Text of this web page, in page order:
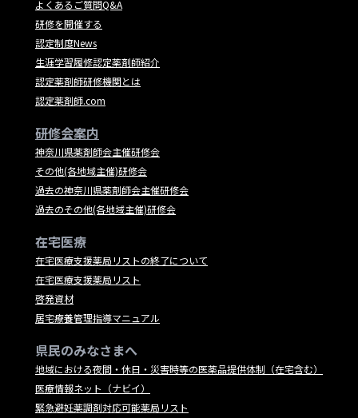
よくあるご質問Q&A
研修を開催する
認定制度News
生涯学習履修認定薬剤師紹介
認定薬剤師研修機関とは
認定薬剤師.com
研修会案内
神奈川県薬剤師会主催研修会
その他(各地域主催)研修会
過去の神奈川県薬剤師会主催研修会
過去のその他(各地域主催)研修会
在宅医療
在宅医療支援薬局リストの終了について
在宅医療支援薬局リスト
啓発資材
居宅療養管理指導マニュアル
県民のみなさまへ
地域における夜間・休日・災害時等の医薬品提供体制（在宅含む）
医療情報ネット（ナビイ）
緊急避妊薬調剤対応可能薬局リスト